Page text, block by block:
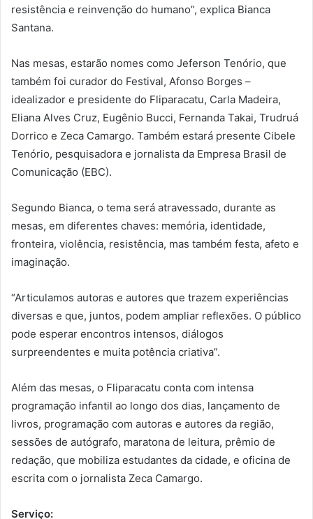
resistência e reinvenção do humano”, explica Bianca
Santana.
Nas mesas, estarão nomes como Jeferson Tenório, que
também foi curador do Festival, Afonso Borges –
idealizador e presidente do Fliparacatu, Carla Madeira,
Eliana Alves Cruz, Eugênio Bucci, Fernanda Takai, Trudruá
Dorrico e Zeca Camargo. Também estará presente Cibele
Tenório, pesquisadora e jornalista da Empresa Brasil de
Comunicação (EBC).
Segundo Bianca, o tema será atravessado, durante as
mesas, em diferentes chaves: memória, identidade,
fronteira, violência, resistência, mas também festa, afeto e
imaginação.
“Articulamos autoras e autores que trazem experiências
diversas e que, juntos, podem ampliar reflexões. O público
pode esperar encontros intensos, diálogos
surpreendentes e muita potência criativa”.
Além das mesas, o Fliparacatu conta com intensa
programação infantil ao longo dos dias, lançamento de
livros, programação com autoras e autores da região,
sessões de autógrafo, maratona de leitura, prêmio de
redação, que mobiliza estudantes da cidade, e oficina de
escrita com o jornalista Zeca Camargo.
Serviço: